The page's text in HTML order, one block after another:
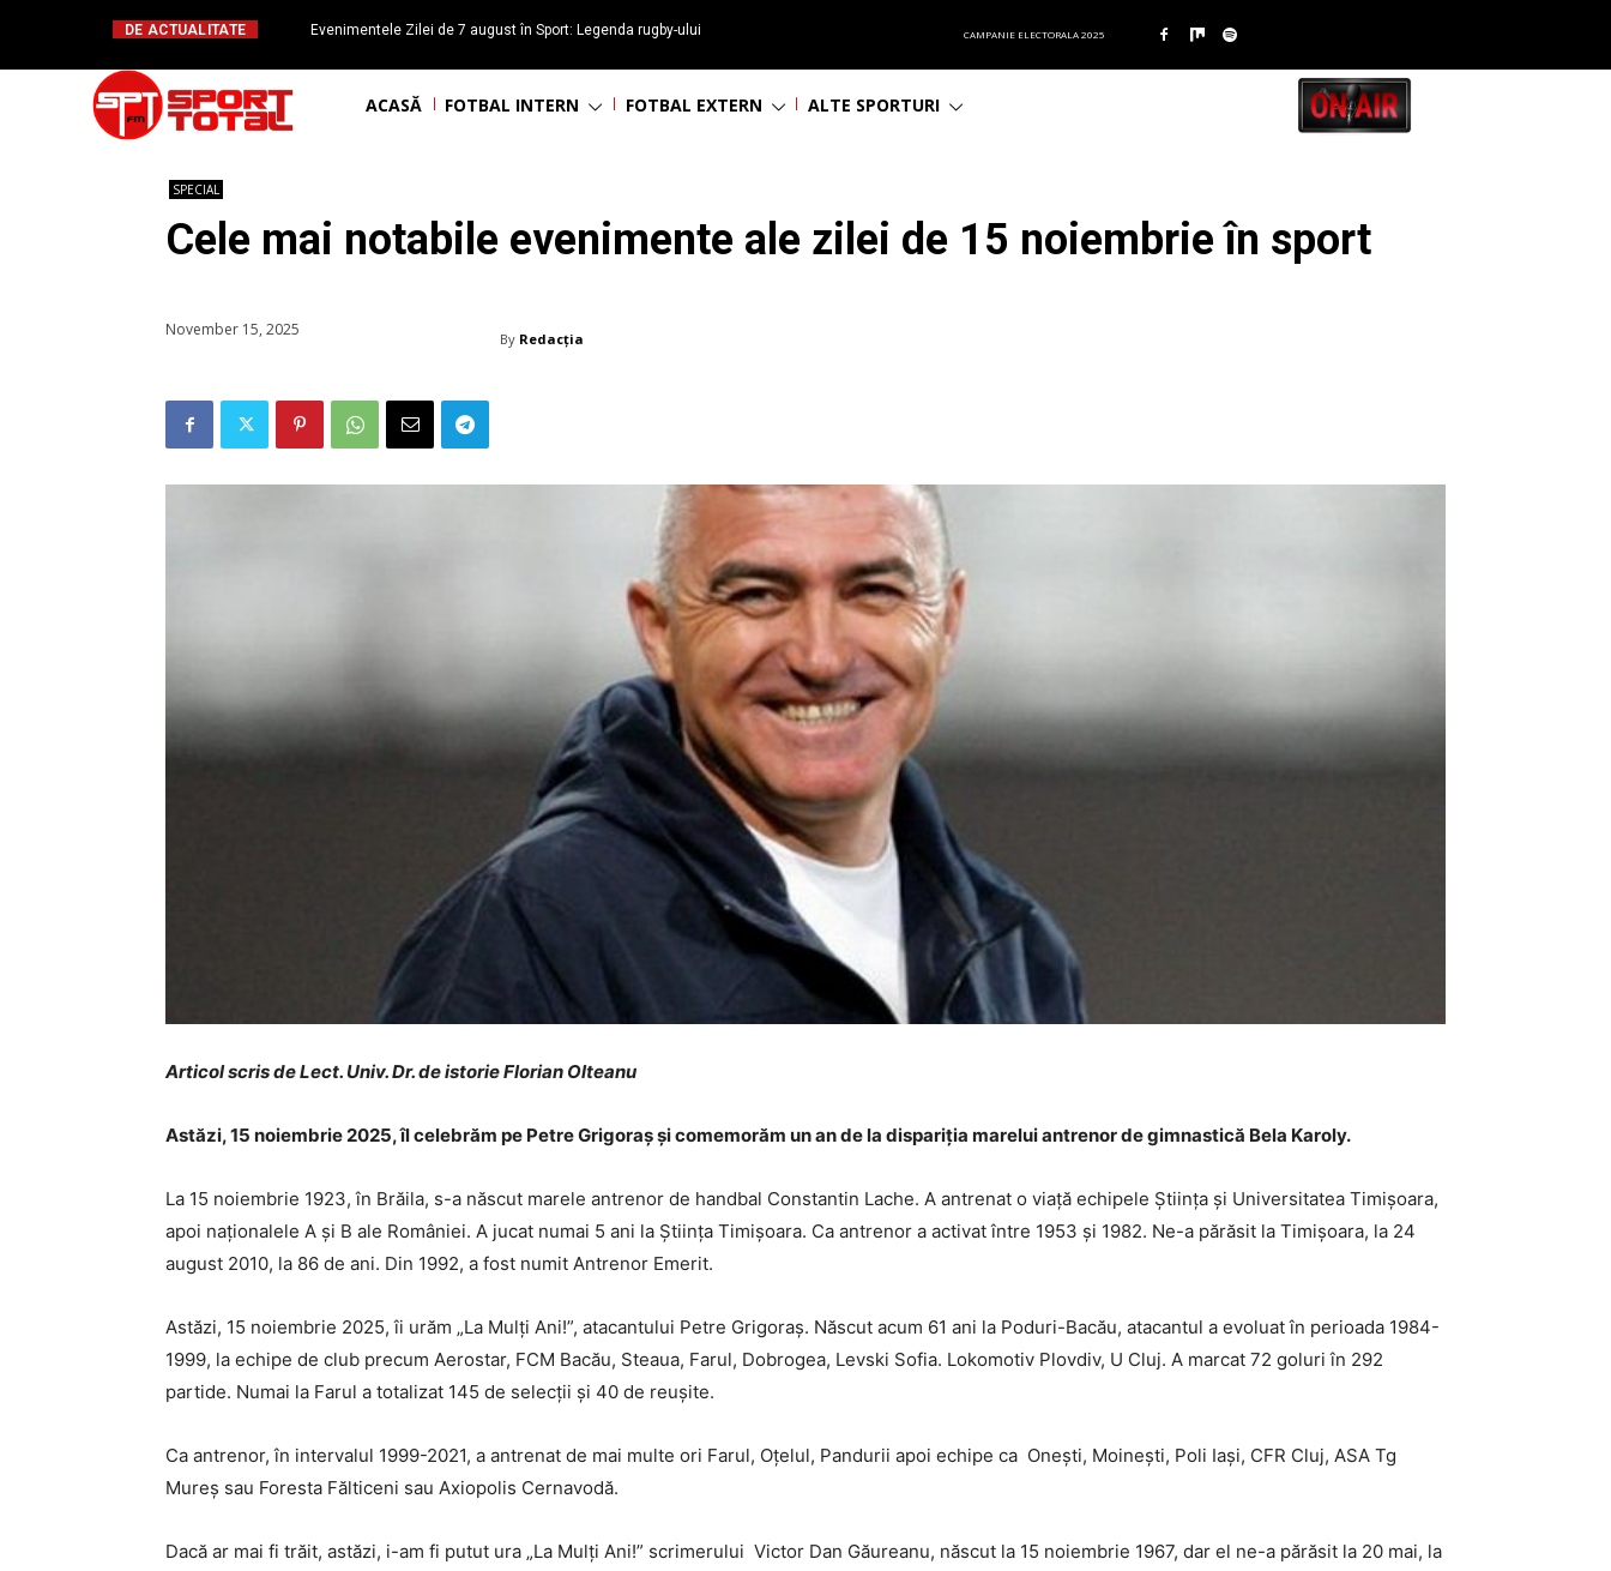
DE ACTUALITATE
Evenimentele Zilei de 7 august în Sport: Legenda rugby-ului
CAMPANIE ELECTORALA 2025
ACASĂ FOTBAL INTERN FOTBAL EXTERN ALTE SPORTURI
SPECIAL
Cele mai notabile evenimente ale zilei de 15 noiembrie în sport
November 15, 2025 By Redacția
Articolscris de Lect. Univ. Dr. de istorie Florian Olteanu
Astăzi, 15 noiembrie 2025, îl celebrăm pe Petre Grigoraș și comemorăm un an de la dispariția marelui antrenor de gimnastică Bela Karoly.
La 15 noiembrie 1923, în Brăila, s-a născut marele antrenor de handbal Constantin Lache. A antrenat o viață echipele Știința și Universitatea Timișoara,
apoi naționalele A și B ale României. A jucat numai 5 ani la Știința Timișoara. Ca antrenor a activat între 1953 și 1982. Ne-a părăsit la Timișoara, la 24
august 2010, la 86 de ani. Din 1992, a fost numit Antrenor Emerit.
Astăzi, 15 noiembrie 2025, îi urăm „La Mulți Ani!”, atacantului Petre Grigoraș. Născut acum 61 ani la Poduri-Bacău, atacantul a evoluat în perioada 1984-
1999, la echipe de club precum Aerostar, FCM Bacău, Steaua, Farul, Dobrogea, Levski Sofia. Lokomotiv Plovdiv, U Cluj. A marcat 72 goluri în 292
partide. Numai la Farul a totalizat 145 de selecții și 40 de reușite.
Ca antrenor, în intervalul 1999-2021, a antrenat de mai multe ori Farul, Oțelul, Pandurii apoi echipe ca Onești, Moinești, Poli Iași, CFR Cluj, ASA Tg
Mureș sau Foresta Fălticeni sau Axiopolis Cernavodă.
Dacă ar mai fi trăit, astăzi, i-am fi putut ura „La Mulți Ani!” scrimerului Victor Dan Găureanu, născut la 15 noiembrie 1967, dar el ne-a părăsit la 20 mai, la